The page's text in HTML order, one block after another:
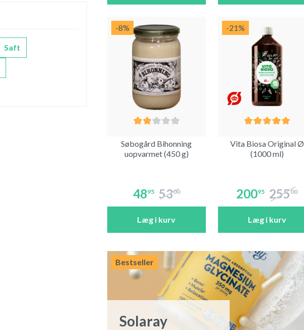
Saft
-8%
Søbogård Bihonning
uopvarmet (450 g)
4895 5300
Læg i kurv
-21%
Vita Biosa Original Ø
(1000 ml)
20095 25500
Læg i kurv
Bestseller
Solaray